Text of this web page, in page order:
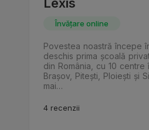
Învățare online
Povestea noastră începe
deschis prima școală
din România, cu 10 centre
Brașov, Pitești, Ploiești și
mai…
4 recenzii